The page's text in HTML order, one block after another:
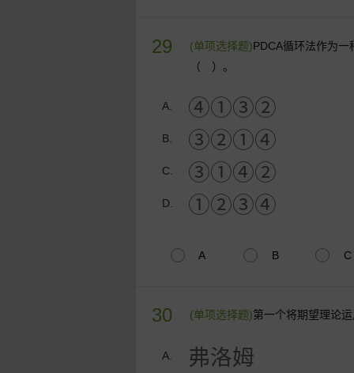
29 (单项选择题)PDCA循环法作为
（ ）。
A. ④①③②
B. ③②①④
C. ③①④②
D. ①②③④
A B C
30 (单项选择题)第一个将期望理论
A. 弗洛姆